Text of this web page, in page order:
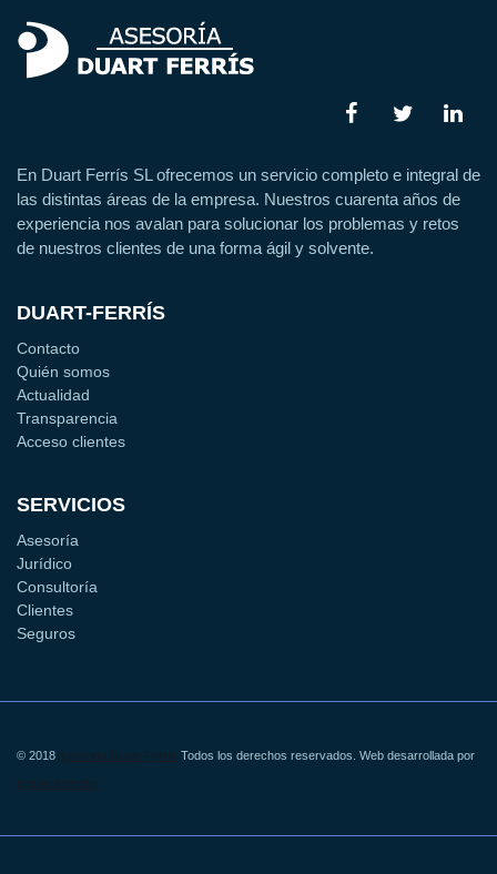
En Duart Ferrís SL ofrecemos un servicio completo e integral de
las distintas áreas de la empresa. Nuestros cuarenta años de
experiencia nos avalan para solucionar los problemas y retos
de nuestros clientes de una forma ágil y solvente.
DUART-FERRÍS
Contacto
Quién somos
Actualidad
Transparencia
Acceso clientes
SERVICIOS
Asesoría
Jurídico
Consultoría
Clientes
Seguros
© 2018 Todos los derechos reservados. Web desarrollada por